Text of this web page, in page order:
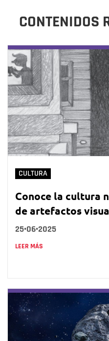
CONTENIDOS
CULTURA
Conoce la cultura
de artefactos
25•06•2025
LEER MÁS